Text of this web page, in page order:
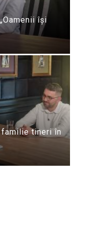
își
familie tineri în